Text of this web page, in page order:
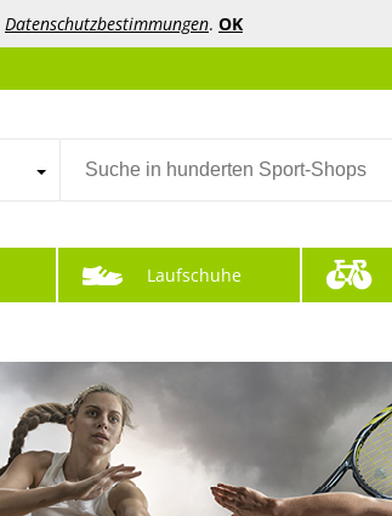
Datenschutzbestimmungen. OK
Laufschuhe